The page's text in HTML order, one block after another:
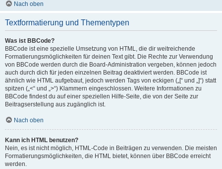
Nach oben
Textformatierung und Thementypen
Was ist BBCode?
BBCode ist eine spezielle Umsetzung von HTML, die dir weitreichende
Formatierungsmöglichkeiten für deinen Text gibt. Die Rechte zur Verwendung
von BBCode werden durch die Board-Administration vergeben, können jedoch
auch durch dich für jeden einzelnen Beitrag deaktiviert werden. BBCode ist
ähnlich wie HTML aufgebaut, jedoch werden Tags von eckigen („[“ und „]“) statt
spitzen („<“ und „>“) Klammern eingeschlossen. Weitere Informationen zu
BBCode findest du auf einer speziellen Hilfe-Seite, die von der Seite zur
Beitragserstellung aus zugänglich ist.
Nach oben
Kann ich HTML benutzen?
Nein, es ist nicht möglich, HTML-Code in Beiträgen zu verwenden. Die meisten
Formatierungsmöglichkeiten, die HTML bietet, können über BBCode erreicht
werden.